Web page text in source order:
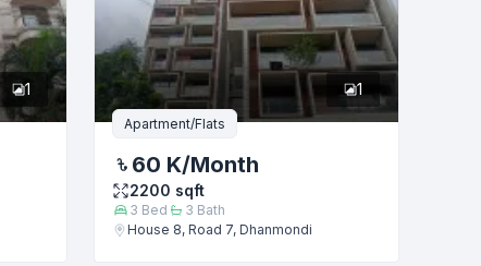
1 1
Apartment/Flats
60 K/Month
2200 sqft
3 Bed 3 Bath
House 8, Road 7, Dhanmondi